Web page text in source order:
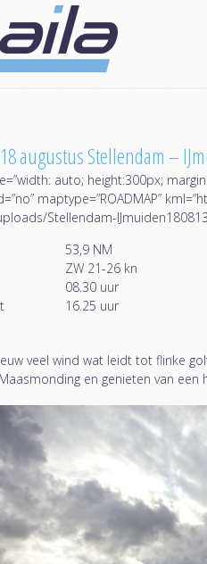
augustus Stellendam –
auto; height:300px;
maptype=”ROADMAP”
Stellendam-
53,9 NM
ZW 21-26 kn
08.30 uur
16.25 uur
veel wind wat leidt tot flinke
en genieten van een